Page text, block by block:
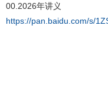
00.2026年讲义
https://pan.baidu.com/s/